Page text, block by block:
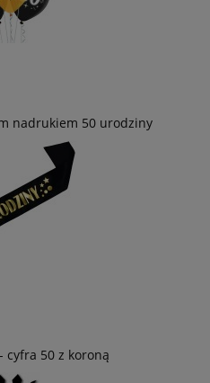
nadrukiem 50 urodziny
cyfra 50 z koroną